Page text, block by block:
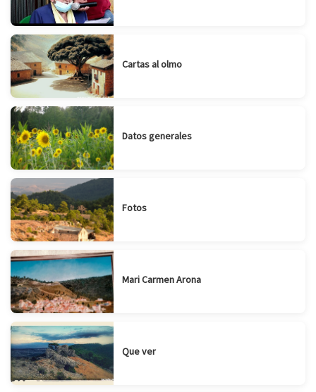
Cartas al olmo
Datos generales
Fotos
Mari Carmen Arona
Que ver